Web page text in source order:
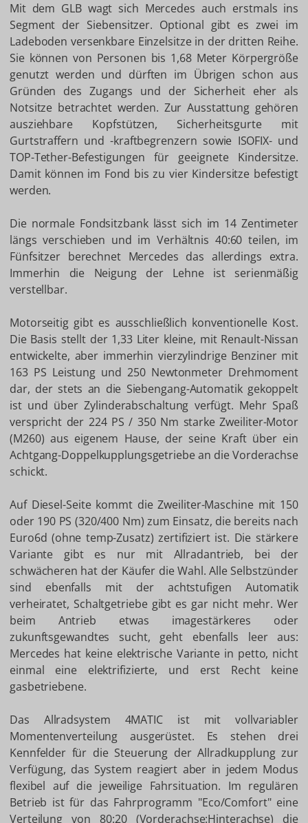
Mit dem GLB wagt sich Mercedes auch erstmals ins
Segment der Siebensitzer. Optional gibt es zwei im
Ladeboden versenkbare Einzelsitze in der dritten Reihe.
Sie können von Personen bis 1,68 Meter Körpergröße
genutzt werden und dürften im Übrigen schon aus
Gründen des Zugangs und der Sicherheit eher als
Notsitze betrachtet werden. Zur Ausstattung gehören
ausziehbare Kopfstützen, Sicherheitsgurte mit
Gurtstraffern und -kraftbegrenzern sowie ISOFIX- und
TOP-Tether-Befestigungen für geeignete Kindersitze.
Damit können im Fond bis zu vier Kindersitze befestigt
werden.
Die normale Fondsitzbank lässt sich im 14 Zentimeter
längs verschieben und im Verhältnis 40:60 teilen, im
Fünfsitzer berechnet Mercedes das allerdings extra.
Immerhin die Neigung der Lehne ist serienmäßig
verstellbar.
Motorseitig gibt es ausschließlich konventionelle Kost.
Die Basis stellt der 1,33 Liter kleine, mit Renault-Nissan
entwickelte, aber immerhin vierzylindrige Benziner mit
163 PS Leistung und 250 Newtonmeter Drehmoment
dar, der stets an die Siebengang-Automatik gekoppelt
ist und über Zylinderabschaltung verfügt. Mehr Spaß
verspricht der 224 PS / 350 Nm starke Zweiliter-Motor
(M260) aus eigenem Hause, der seine Kraft über ein
Achtgang-Doppelkupplungsgetriebe an die Vorderachse
schickt.
Auf Diesel-Seite kommt die Zweiliter-Maschine mit 150
oder 190 PS (320/400 Nm) zum Einsatz, die bereits nach
Euro6d (ohne temp-Zusatz) zertifiziert ist. Die stärkere
Variante gibt es nur mit Allradantrieb, bei der
schwächeren hat der Käufer die Wahl. Alle Selbstzünder
sind ebenfalls mit der achtstufigen Automatik
verheiratet, Schaltgetriebe gibt es gar nicht mehr. Wer
beim Antrieb etwas imagestärkeres oder
zukunftsgewandtes sucht, geht ebenfalls leer aus:
Mercedes hat keine elektrische Variante in petto, nicht
einmal eine elektrifizierte, und erst Recht keine
gasbetriebene.
Das Allradsystem 4MATIC ist mit vollvariabler
Momentenverteilung ausgerüstet. Es stehen drei
Kennfelder für die Steuerung der Allradkupplung zur
Verfügung, das System reagiert aber in jedem Modus
flexibel auf die jeweilige Fahrsituation. Im regulären
Betrieb ist für das Fahrprogramm "Eco/Comfort" eine
Verteilung von 80:20 (Vorderachse:Hinterachse) die